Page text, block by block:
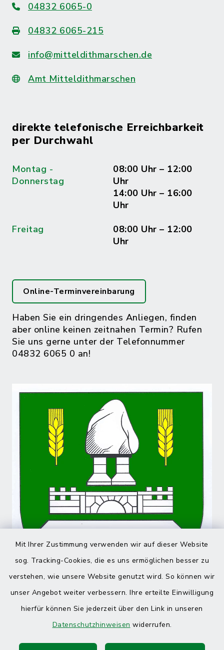
Mit Ihrer Zustimmung verwenden wir auf dieser Website
sog. Tracking-Cookies, die es uns ermöglichen besser zu
verstehen, wie unsere Website genutzt wird. So können wir
unser Angebot weiter verbessern. Ihre erteilte Einwilligung
hierfür können Sie jederzeit über den Link in unseren
Datenschutzhinweisen widerrufen.
04832 6065-0
04832 6065-215
info@mitteldithmarschen.de
Amt Mitteldithmarschen
direkte telefonische Erreichbarkeit
per Durchwahl
Montag -
Donnerstag
08:00 Uhr – 12:00
Uhr
14:00 Uhr – 16:00
Uhr
Freitag
08:00 Uhr – 12:00
Uhr
Online-Terminvereinbarung
Haben Sie ein dringendes Anliegen, finden
aber online keinen zeitnahen Termin? Rufen
Sie uns gerne unter der Telefonnummer
04832 6065 0 an!